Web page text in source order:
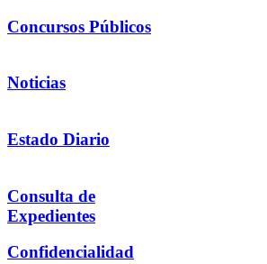
Concursos Públicos
Noticias
Estado Diario
Consulta de
Expedientes
Confidencialidad